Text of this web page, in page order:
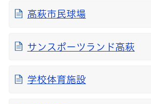
高萩市民球場
サンスポーツランド高萩
学校体育施設